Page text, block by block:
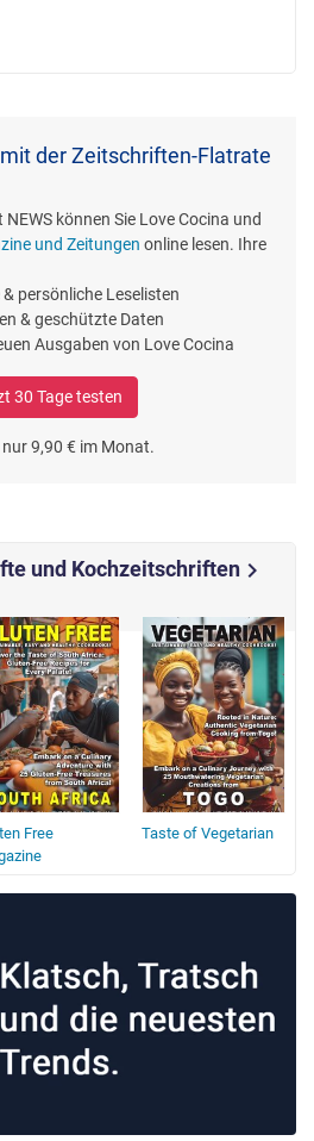
der Zeitschriften-Flatrate
können Sie Love Cocina und
und Zeitungen online lesen. Ihre
persönliche Leselisten
& geschützte Daten
Ausgaben von Love Cocina
30 Tage testen
9,90 € im Monat.
und Kochzeitschriftenchevron_right
Free
Taste of Vegetarian